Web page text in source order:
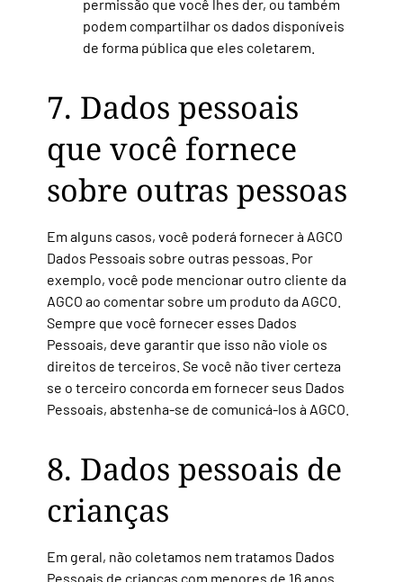
permissão que você lhes der, ou também
podem compartilhar os dados disponíveis
de forma pública que eles coletarem.
7. Dados pessoais
que você fornece
sobre outras pessoas
Em alguns casos, você poderá fornecer à AGCO
Dados Pessoais sobre outras pessoas. Por
exemplo, você pode mencionar outro cliente da
AGCO ao comentar sobre um produto da AGCO.
Sempre que você fornecer esses Dados
Pessoais, deve garantir que isso não viole os
direitos de terceiros. Se você não tiver certeza
se o terceiro concorda em fornecer seus Dados
Pessoais, abstenha-se de comunicá-los à AGCO.
8. Dados pessoais de
crianças
Em geral, não coletamos nem tratamos Dados
Pessoais de crianças com menores de 16 anos.